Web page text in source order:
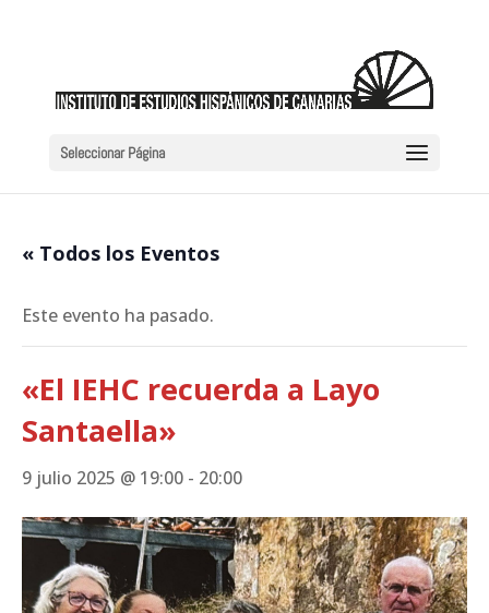
Seleccionar Página
« Todos los Eventos
Este evento ha pasado.
«El IEHC recuerda a Layo
Santaella»
9 julio 2025 @ 19:00 - 20:00